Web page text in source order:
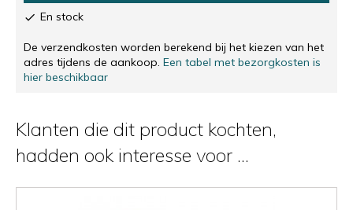
 En stock
De verzendkosten worden berekend bij het kiezen van het
adres tijdens de aankoop. Een tabel met bezorgkosten is
hier beschikbaar
Klanten die dit product kochten,
hadden ook interesse voor ...